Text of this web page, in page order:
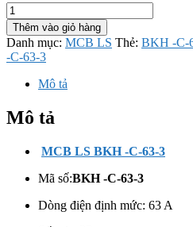
MCB
LS
BKH
-
C-
số
lượng
Thêm vào giỏ hàng
Danh mục: MCB LS Thẻ: BKH -C-
-C-63-3
Mô tả
Mô tả
MCB LS BKH -C-63-3
Mã số:BKH -C-63-3
Dòng điện định mức: 63 A